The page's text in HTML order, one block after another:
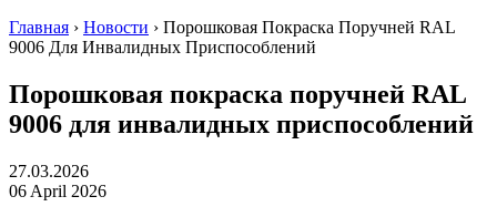
Главная › Новости › Порошковая Покраска Поручней RAL
9006 Для Инвалидных Приспособлений
Порошковая покраска поручней RAL
9006 для инвалидных приспособлений
27.03.2026
06 April 2026